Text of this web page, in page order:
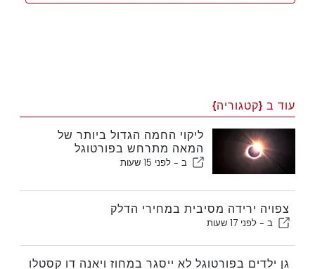
עוד ב {קטגוריה}
ליקוי החמה הגדול ביותר של
המאה מתרחש בפורטוגל
ב - לפני 15 שעות
צפויה ירידה מסיבית במחירי הדלק
ב - לפני 17 שעות
גן ילדים בפורטוגל לא ייסגר במחוז ויאנה דו קסטלו